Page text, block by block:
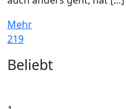
Mehr
219
Widgets
Beliebt